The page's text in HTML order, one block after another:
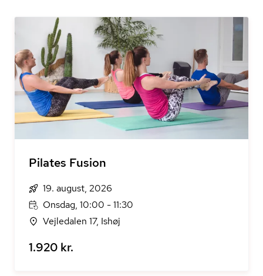
Pilates Fusion
19. august, 2026
Onsdag, 10:00 - 11:30
Vejledalen 17, Ishøj
1.920 kr.